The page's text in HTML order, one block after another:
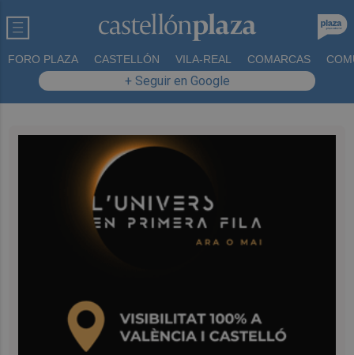
FORO PLAZA CASTELLÓN VILA-REAL COMARCAS
+ Seguir en Google